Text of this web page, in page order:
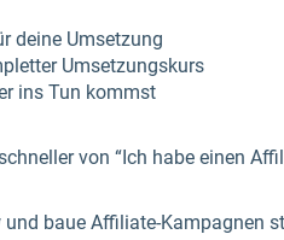
deine Umsetzung
Umsetzungskurs
ins Tun kommst
von “Ich habe einen
baue Affiliate-Kampagnen